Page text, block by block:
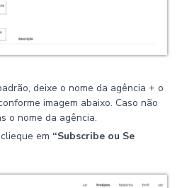
deixe o nome da agência + o
imagem abaixo. Caso não
o nome da agência.
em “Subscribe ou Se